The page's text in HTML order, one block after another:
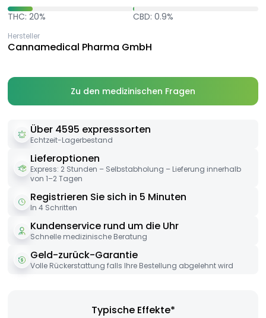
THC: 20% CBD: 0.9%
Hersteller
Cannamedical Pharma GmbH
Zu den medizinischen Fragen
Über 4595 expresssorten
Echtzeit-Lagerbestand
Lieferoptionen
Express: 2 Stunden – Selbstabholung – Lieferung innerhalb
von 1–2 Tagen
Registrieren Sie sich in 5 Minuten
In 4 Schritten
Kundenservice rund um die Uhr
Schnelle medizinische Beratung
Geld-zurück-Garantie
Volle Rückerstattung falls Ihre Bestellung abgelehnt wird
Typische Effekte*